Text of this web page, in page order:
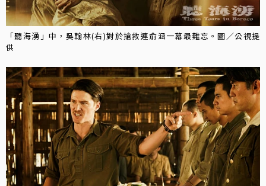
「聽海湧」中，吳翰林(右)對於搶救連俞涵一幕最難忘。圖／公視提
供